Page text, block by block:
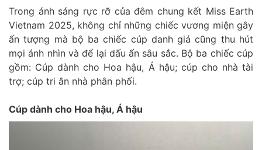
Trong ánh sáng rực rỡ của đêm chung kết Miss Earth
Vietnam 2025, không chỉ những chiếc vương miện gây
ấn tượng mà bộ ba chiếc cúp danh giá cũng thu hút
mọi ánh nhìn và để lại dấu ấn sâu sắc. Bộ ba chiếc cúp
gồm: Cúp dành cho Hoa hậu, Á hậu; cúp cho nhà tài
trợ; cúp tri ân nhà phân phối.
Cúp dành cho Hoa hậu, Á hậu